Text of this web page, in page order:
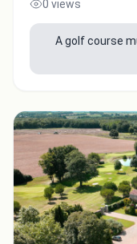
0 views
A golf course